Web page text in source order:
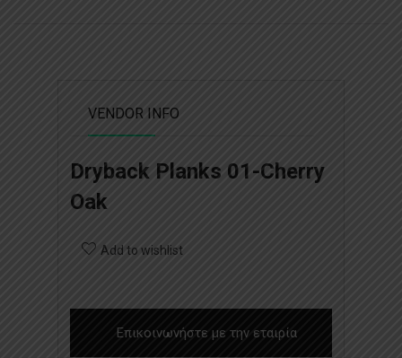
VENDOR INFO
Dryback Planks 01-Cherry
Oak
Add to wishlist
Επικοινωνήστε με την εταιρία